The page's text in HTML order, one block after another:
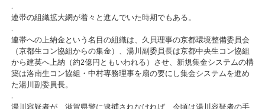
.
連帯の組織拡大網が着々と進んでいた時期でもある。
.
連帯への上納金という名目の組織は、久貝理事の京都環境整備委員会
（京都生コン協組からの集金）、湯川副委員長は京都中央生コン協組
から建英へ上納（約2億円ともいわれる）させ、新規集金システムの構
築は洛南生コン協組・中村専務理事を扇の要にし集金システムを進め
た湯川副委員長。
.
湯川容疑者が、滋賀県警に逮捕されなければ、今頃は湯川容疑者の手